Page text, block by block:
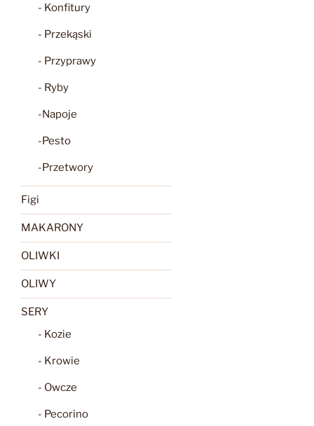
- Konfitury
- Przekąski
- Przyprawy
- Ryby
-Napoje
-Pesto
-Przetwory
Figi
MAKARONY
OLIWKI
OLIWY
SERY
- Kozie
- Krowie
- Owcze
- Pecorino